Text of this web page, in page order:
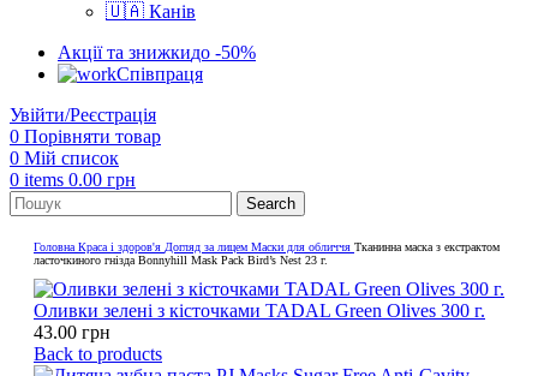
🇺🇦 Канів
Акції та знижкидо -50%
Співпраця
Увійти/Реєстрація
0 Порівняти товар
0 Мій список
0 items 0.00 грн
Search
Головна Краса і здоров'я Догляд за лицем Маски для обличчя Тканинна маска з екстрактом
ласточкиного гнізда Bonnyhill Mask Pack Bird’s Nest 23 г.
Оливки зелені з кісточками TADAL Green Olives 300 г.
43.00 грн
Back to products